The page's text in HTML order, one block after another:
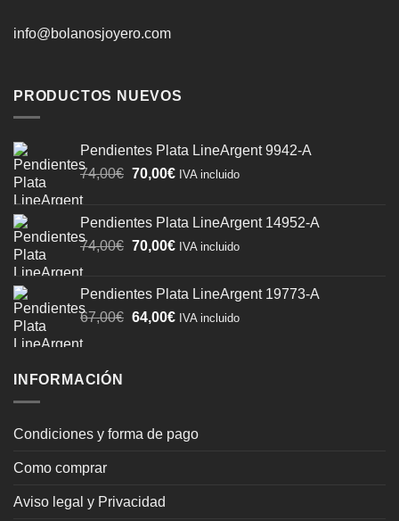
info@bolanosjoyero.com
PRODUCTOS NUEVOS
Pendientes Plata LineArgent 9942-A
74,00€ El
era:
74,00€.
70,00€El
es:
70,00€.
IVA incluido
Pendientes Plata LineArgent 14952-A
74,00€ El
era:
74,00€.
70,00€El
es:
70,00€.
IVA incluido
Pendientes Plata LineArgent 19773-A
67,00€ El
64,00€ElIVA incluido
INFORMACIÓN
Condiciones y forma de pago
Como comprar
Aviso legal y Privacidad